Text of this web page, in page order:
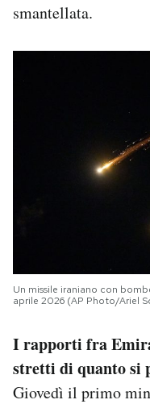
smantellata.
Un missile iraniano con
aprile 2026 (AP Photo/Ariel
I rapporti fra
stretti di quanto si
Giovedì il primo